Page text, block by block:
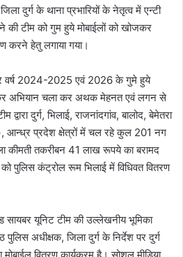
दुर्ग के थाना प्रभारियों के नेतृत्व में एन्टी
की टीम को गुम हुये मोबाईलों को खोजकर
करने हेतु लगाया गया।
वर्ष 2024-2025 एवं 2026 के गुमे हुये
अभियान चला कर अथक मेहनत एवं लगन से
द्वारा दुर्ग, भिलाई, राजनांदगांव, बालोद, बेमेतरा
आन्ध्र प्रदेश क्षेत्रों में चल रहे कुल 201 नग
कीमती तकरीबन 41 लाख रूपये का बरामद
पुलिस कंट्रोल रूम भिलाई में विधिवत वितरण
सायबर यूनिट टीम की उल्लेखनीय भूमिका
पुलिस अधीक्षक, जिला दुर्ग के निर्देश पर दुर्ग
मोबाईल वितरण कार्यक्रम है। सोशल मीडिया